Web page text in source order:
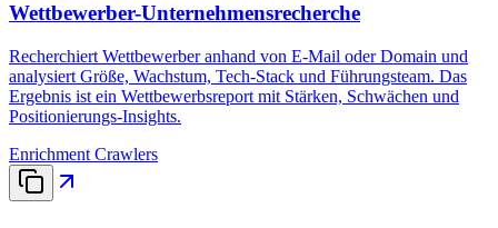
Wettbewerber-Unternehmensrecherche
Recherchiert Wettbewerber anhand von E-Mail oder Domain und
analysiert Größe, Wachstum, Tech-Stack und Führungsteam. Das
Ergebnis ist ein Wettbewerbsreport mit Stärken, Schwächen und
Positionierungs-Insights.
Enrichment Crawlers